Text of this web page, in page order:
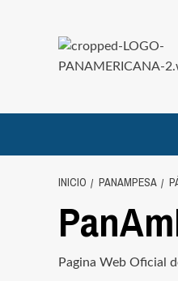
INICIO PANAMPESA
Pagina Web Oficial